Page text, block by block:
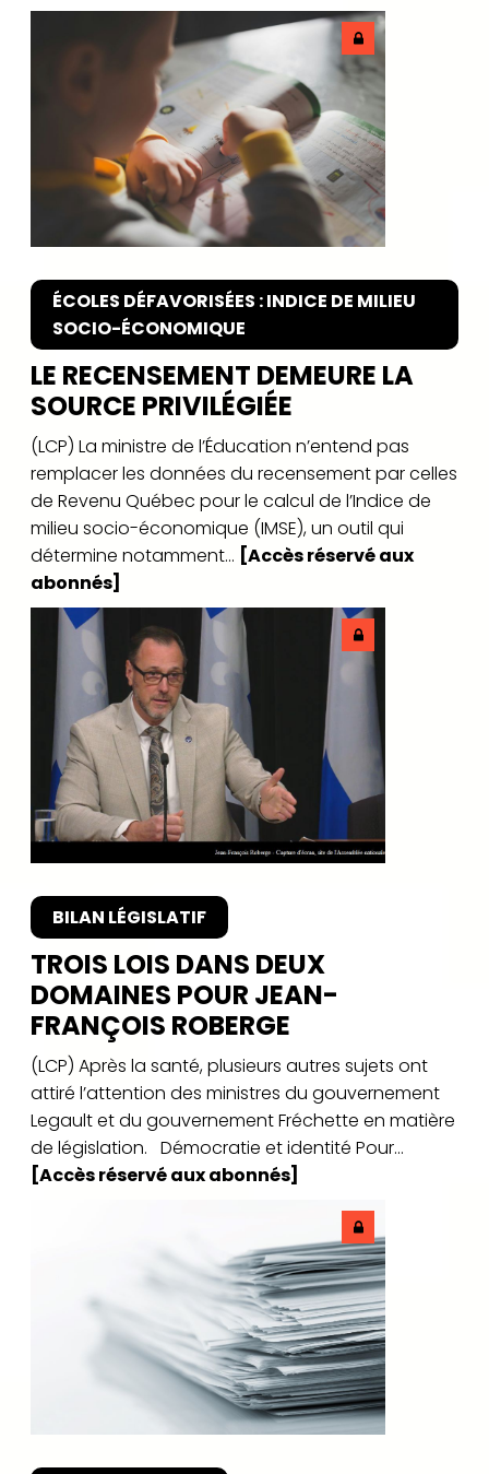
ÉCOLES DÉFAVORISÉES : INDICE DE MILIEU
SOCIO-ÉCONOMIQUE
LE RECENSEMENT DEMEURE LA
SOURCE PRIVILÉGIÉE
(LCP) La ministre de l’Éducation n’entend pas
remplacer les données du recensement par celles
de Revenu Québec pour le calcul de l’Indice de
milieu socio-économique (IMSE), un outil qui
détermine notamment... [Accès réservé aux
abonnés]
BILAN LÉGISLATIF
TROIS LOIS DANS DEUX
DOMAINES POUR JEAN-
FRANÇOIS ROBERGE
(LCP) Après la santé, plusieurs autres sujets ont
attiré l’attention des ministres du gouvernement
Legault et du gouvernement Fréchette en matière
de législation. Démocratie et identité Pour...
[Accès réservé aux abonnés]